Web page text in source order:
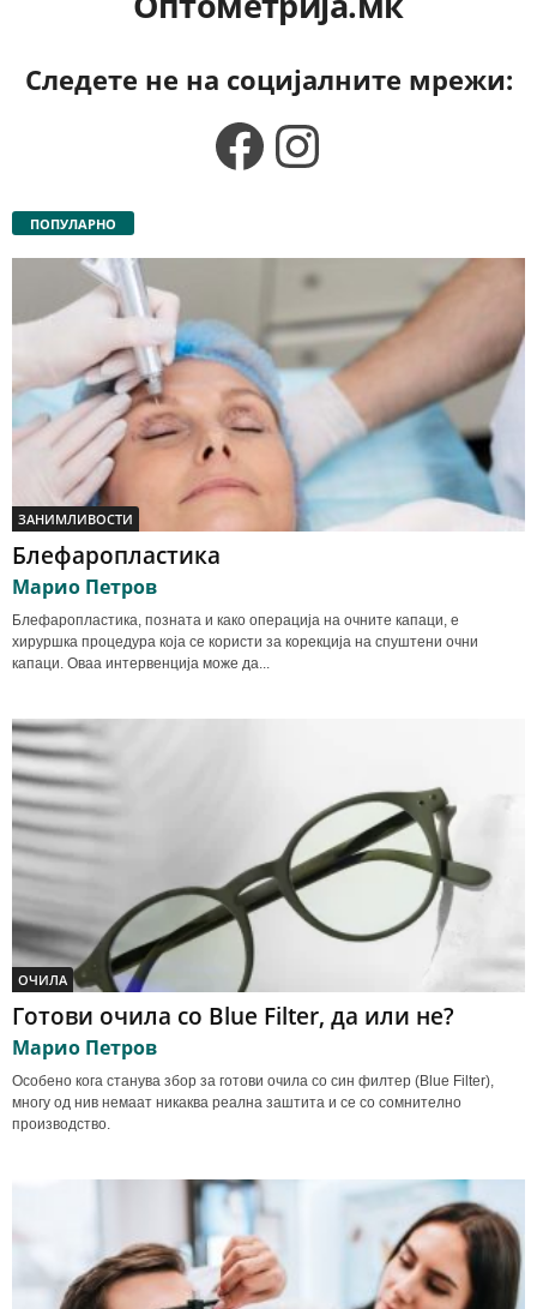
Следете не на социјалните мрежи:
Facebook
Instagram
ПОПУЛАРНО
ЗАНИМЛИВОСТИ
Блефаропластика
Марио Петров
Блефаропластика, позната и како операција на очните капаци, е
хируршка процедура која се користи за корекција на спуштени очни
капаци. Оваа интервенција може да...
ОЧИЛА
Готови очила со Blue Filter, да или не?
Марио Петров
Особено кога станува збор за готови очила со син филтер (Blue Filter),
многу од нив немаат никаква реална заштита и се со сомнително
производство.